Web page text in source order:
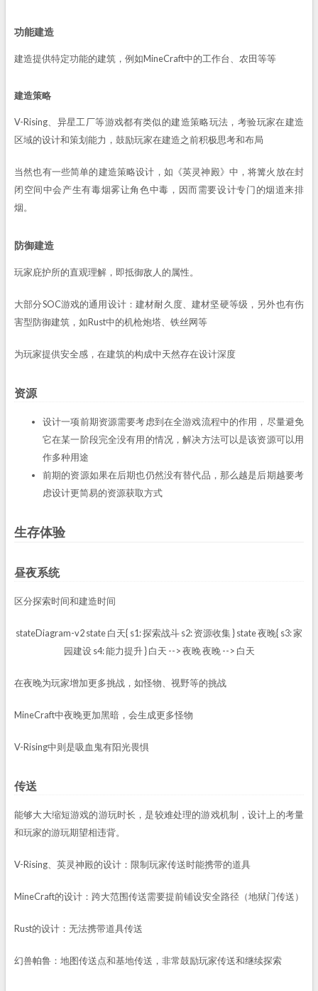
功能建造
建造提供特定功能的建筑，例如MineCraft中的工作台、农田等等
建造策略
V-Rising、异星工厂等游戏都有类似的建造策略玩法，考验玩家在建造
区域的设计和策划能力，鼓励玩家在建造之前积极思考和布局
当然也有一些简单的建造策略设计，如《英灵神殿》中，将篝火放在封
闭空间中会产生有毒烟雾让角色中毒，因而需要设计专门的烟道来排
烟。
防御建造
玩家庇护所的直观理解，即抵御敌人的属性。
大部分SOC游戏的通用设计：建材耐久度、建材坚硬等级，另外也有伤
害型防御建筑，如Rust中的机枪炮塔、铁丝网等
为玩家提供安全感，在建筑的构成中天然存在设计深度
资源
设计一项前期资源需要考虑到在全游戏流程中的作用，尽量避免
它在某一阶段完全没有用的情况，解决方法可以是该资源可以用
作多种用途
前期的资源如果在后期也仍然没有替代品，那么越是后期越要考
虑设计更简易的资源获取方式
生存体验
昼夜系统
区分探索时间和建造时间
stateDiagram-v2 state 白天{ s1: 探索战斗 s2: 资源收集 } state 夜晚{ s3: 家
园建设 s4: 能力提升 } 白天 --> 夜晚 夜晚 --> 白天
在夜晚为玩家增加更多挑战，如怪物、视野等的挑战
MineCraft中夜晚更加黑暗，会生成更多怪物
V-Rising中则是吸血鬼有阳光畏惧
传送
能够大大缩短游戏的游玩时长，是较难处理的游戏机制，设计上的考量
和玩家的游玩期望相违背。
V-Rising、英灵神殿的设计：限制玩家传送时能携带的道具
MineCraft的设计：跨大范围传送需要提前铺设安全路径（地狱门传送）
Rust的设计：无法携带道具传送
幻兽帕鲁：地图传送点和基地传送，非常鼓励玩家传送和继续探索